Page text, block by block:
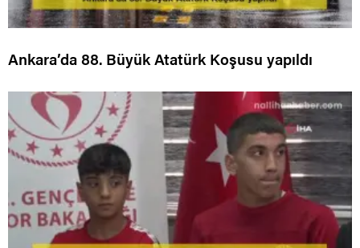
Ankara’da 88. Büyük Atatürk Koşusu yapıldı